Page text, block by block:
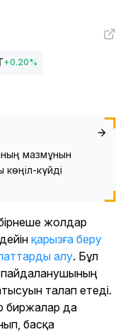
+0.20%
мазмұнын
күйді
жолдар
қарызға беру
алу. Бұл
пайдаланушының
талап етеді.
биржалар да
басқа